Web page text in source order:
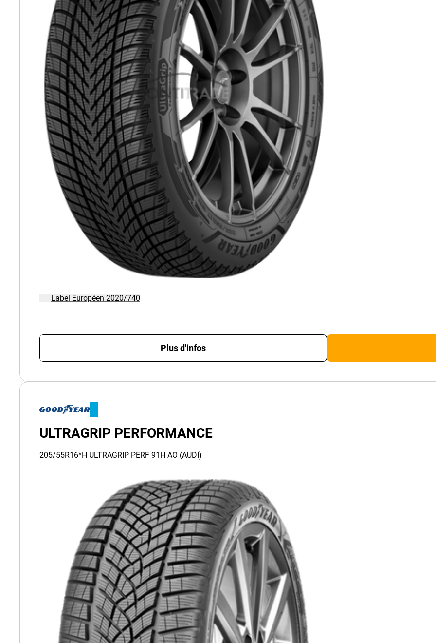
Label Européen 2020/740
Plus d'infos
ULTRAGRIP PERFORMANCE
205/55R16*H ULTRAGRIP PERF 91H AO (AUDI)